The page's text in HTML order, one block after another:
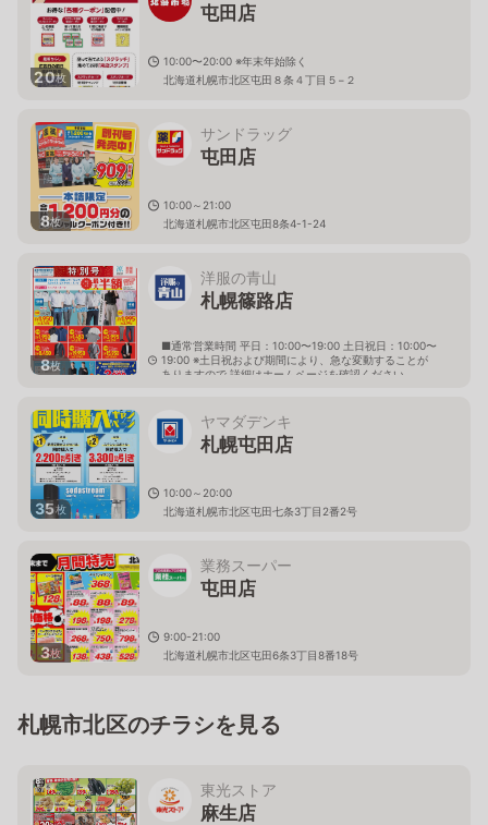
20枚
屯田店
10:00〜20:00 ※年末年始除く
北海道札幌市北区屯田８条４丁目５−２
8枚
サンドラッグ
屯田店
10:00～21:00
北海道札幌市北区屯田8条4-1-24
8枚
洋服の青山
札幌篠路店
■通常営業時間 平日：10:00〜19:00 土日祝日：10:00〜
19:00 ※土日祝および期間により、急な変動することが
ありますので 詳細はホームページを確認ください
35枚
ヤマダデンキ
札幌屯田店
10:00～20:00
北海道札幌市北区屯田七条3丁目2番2号
3枚
業務スーパー
屯田店
9:00-21:00
北海道札幌市北区屯田6条3丁目8番18号
札幌市北区のチラシを見る
東光ストア
麻生店